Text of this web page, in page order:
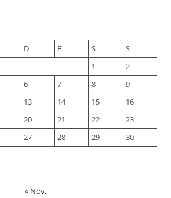
D F S
S
1
2
6 7 8
9
13 14 15
16
20 21 22
23
27 28 29
30
« Nov.